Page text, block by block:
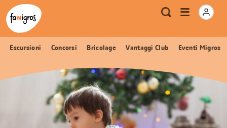
Navigazione
segnalibri
Header
Logo Metanavigazione
Ricerca
Apri
menu
Escursioni Concorsi Bricolage Vantaggi Club Eventi Migros